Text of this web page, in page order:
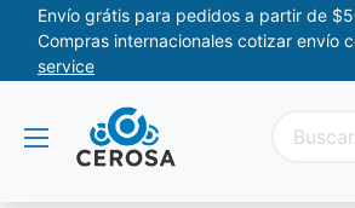
Envío grátis para pedidos a partir de
Compras internacionales cotizar envío
service